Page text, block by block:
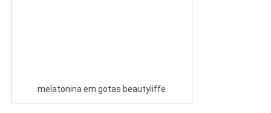
melatonina em gotas beautyliffe